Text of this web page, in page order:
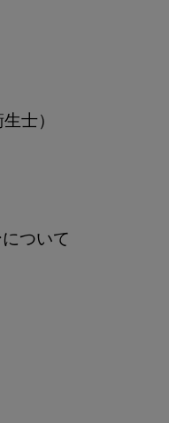
士）
ついて